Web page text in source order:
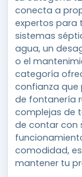
conecta a
expertos para
sistemas
agua, un
o el
categoría
confianza que
de fontanería
complejas de
de contar con
comodidad,
mantener tu